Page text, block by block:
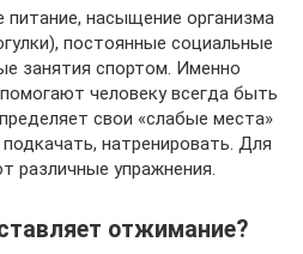
насыщение организма
постоянные социальные
занятия спортом. Именно
человеку всегда быть
свои «слабые места»
натренировать. Для
различные упражнения.
отжимание?